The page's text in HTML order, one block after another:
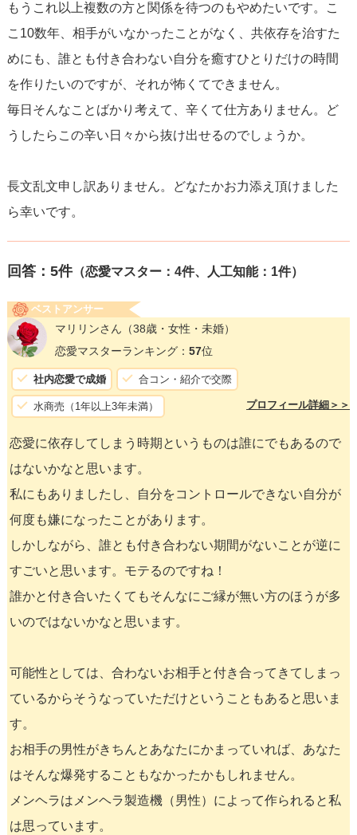
もうこれ以上複数の方と関係を待つのもやめたいです。こ
こ10数年、相手がいなかったことがなく、共依存を治すた
めにも、誰とも付き合わない自分を癒すひとりだけの時間
を作りたいのですが、それが怖くてできません。
毎日そんなことばかり考えて、辛くて仕方ありません。ど
うしたらこの辛い日々から抜け出せるのでしょうか。
長文乱文申し訳ありません。どなたかお力添え頂けました
ら幸いです。
回答： 5件（恋愛マスター：4件、人工知能：1件）
ベストアンサー
マリリンさん （38歳・女性・未婚）
恋愛マスターランキング： 57位
社内恋愛で成婚 合コン・紹介で交際
水商売（1年以上3年未満） プロフィール詳細＞＞
恋愛に依存してしまう時期というものは誰にでもあるので
はないかなと思います。
私にもありましたし、自分をコントロールできない自分が
何度も嫌になったことがあります。
しかしながら、誰とも付き合わない期間がないことが逆に
すごいと思います。モテるのですね！
誰かと付き合いたくてもそんなにご縁が無い方のほうが多
いのではないかなと思います。
可能性としては、合わないお相手と付き合ってきてしまっ
ているからそうなっていただけということもあると思いま
す。
お相手の男性がきちんとあなたにかまっていれば、あなた
はそんな爆発することもなかったかもしれません。
メンヘラはメンヘラ製造機（男性）によって作られると私
は思っています。